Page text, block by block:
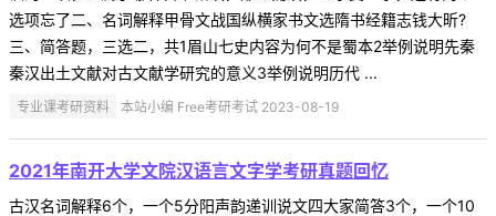
选项忘了二、名词解释甲骨文战国纵横家书文选隋书经籍志钱大昕?
三、简答题，三选二，共1眉山七史内容为何不是蜀本2举例说明先秦
秦汉出土文献对古文献学研究的意义3举例说明历代 ...
专业课考研资料 本站小编 Free考研考试 2023-08-19
2021年南开大学文院汉语言文字学考研真题回忆
古汉名词解释6个，一个5分阳声韵递训说文四大家简答3个，一个10